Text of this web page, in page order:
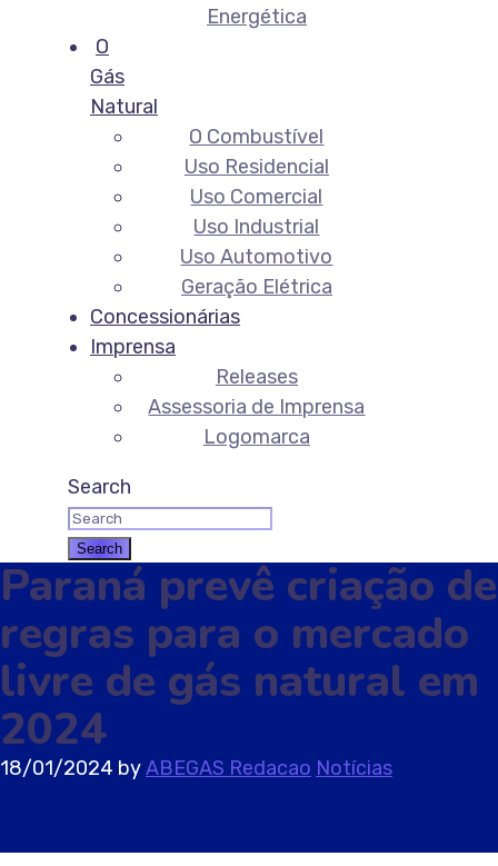
Energética
O
Gás
Natural
O Combustível
Uso Residencial
Uso Comercial
Uso Industrial
Uso Automotivo
Geração Elétrica
Concessionárias
Imprensa
Releases
Assessoria de Imprensa
Logomarca
Search
Paraná prevê criação de
regras para o mercado
livre de gás natural em
2024
18/01/2024 byABEGAS Redacao Notícias